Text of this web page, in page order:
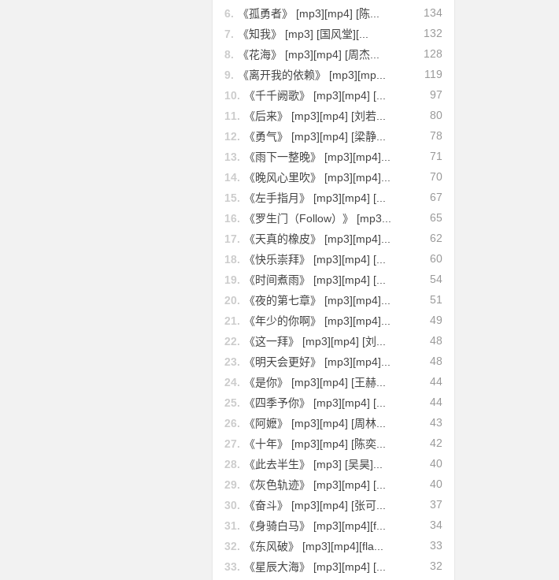
134
6.
《孤勇者》 [mp3][mp4] [陈...
132
7.
《知我》 [mp3] [国风堂][...
128
8.
《花海》 [mp3][mp4] [周杰...
119
9.
《离开我的依赖》 [mp3][mp...
97
10.
《千千阙歌》 [mp3][mp4] [...
80
11.
《后来》 [mp3][mp4] [刘若...
78
12.
《勇气》 [mp3][mp4] [梁静...
71
13.
《雨下一整晚》 [mp3][mp4]...
70
14.
《晚风心里吹》 [mp3][mp4]...
67
15.
《左手指月》 [mp3][mp4] [...
65
16.
《罗生门（Follow）》 [mp3...
62
17.
《天真的橡皮》 [mp3][mp4]...
60
18.
《快乐崇拜》 [mp3][mp4] [...
54
19.
《时间煮雨》 [mp3][mp4] [...
51
20.
《夜的第七章》 [mp3][mp4]...
49
21.
《年少的你啊》 [mp3][mp4]...
48
22.
《这一拜》 [mp3][mp4] [刘...
48
23.
《明天会更好》 [mp3][mp4]...
44
24.
《是你》 [mp3][mp4] [王赫...
44
25.
《四季予你》 [mp3][mp4] [...
43
26.
《阿嬷》 [mp3][mp4] [周林...
42
27.
《十年》 [mp3][mp4] [陈奕...
40
28.
《此去半生》 [mp3] [吴昊]...
40
29.
《灰色轨迹》 [mp3][mp4] [...
37
30.
《奋斗》 [mp3][mp4] [张可...
34
31.
《身骑白马》 [mp3][mp4][f...
33
32.
《东风破》 [mp3][mp4][fla...
32
33. 《星辰大海》 [mp3][mp4] [...